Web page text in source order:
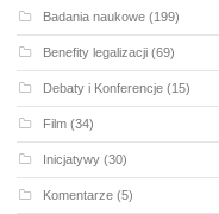
Badania naukowe (199)
Benefity legalizacji (69)
Debaty i Konferencje (15)
Film (34)
Inicjatywy (30)
Komentarze (5)